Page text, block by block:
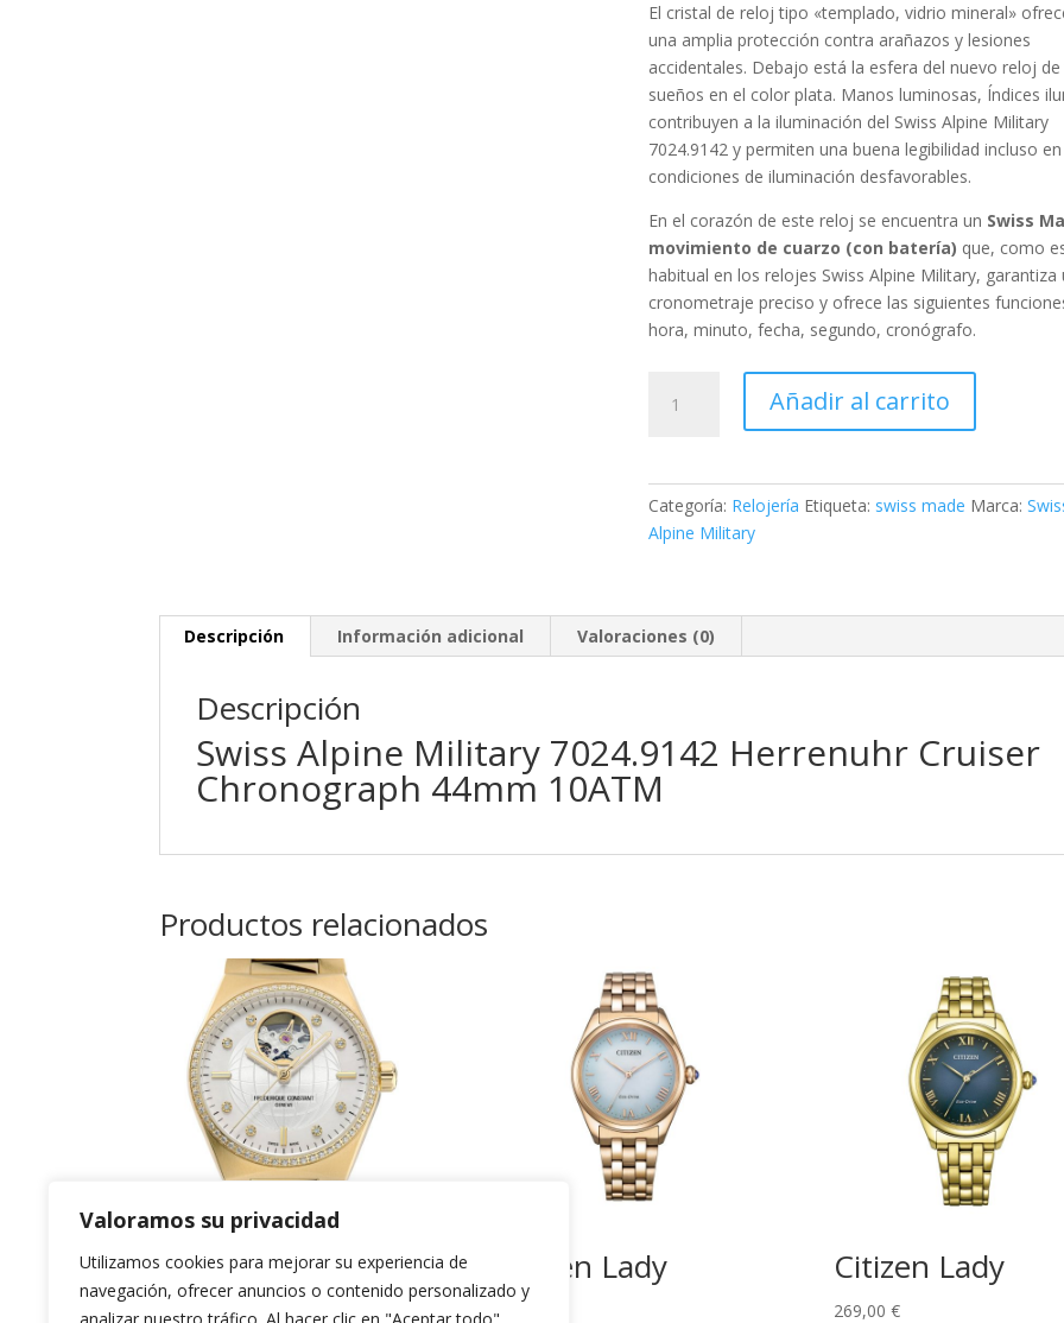
Valoramos su privacidad
Utilizamos cookies para mejorar su experiencia de
navegación, ofrecer anuncios o contenido personalizado y
El cristal de reloj tipo «templado, vidrio mineral»
una amplia protección contra arañazos y lesiones
accidentales. Debajo está la esfera del nuevo reloj de
sueños en el colorplata. Manos luminosas, Índices
contribuyen a la iluminación del Swiss Alpine Military
7024.9142 y permiten una buena legibilidad incluso en
condiciones de iluminación desfavorables.
En el corazón de este reloj se encuentra un Swiss
movimiento de cuarzo (con batería) que, como
habitual en los relojes Swiss Alpine Military, garantiza
cronometraje preciso y ofrece las siguientes
hora, minuto, fecha, segundo, cronógrafo.
Alpine
Chronograph
cantidad
Añadir al carrito
Categoría: Relojería Etiqueta: swiss made Marca:
Alpine Military
Descripción Información adicional Valoraciones (0)
Descripción
Swiss Alpine Military 7024.9142 Herrenuhr Cruiser
Chronograph 44mm 10ATM
Productos relacionados
Frederique
Constant Ladies
Citizen Lady
269,00
Citizen Lady
269,00 €